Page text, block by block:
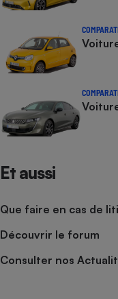
Et aussi
Que faire en cas de
Découvrir le forum
Consulter nos